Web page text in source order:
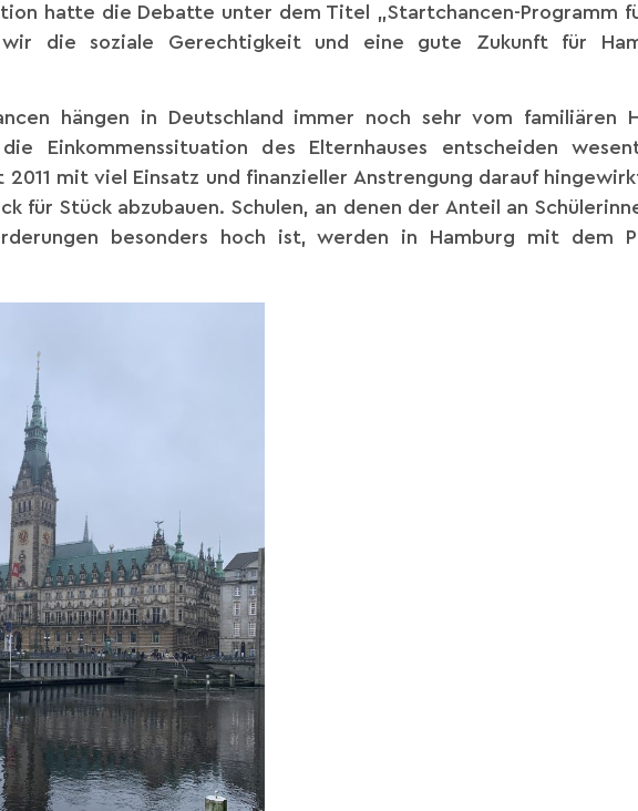
hatte die Debatte unter dem Titel „Startchancen-Programm
die soziale Gerechtigkeit und eine gute Zukunft für
hängen in Deutschland immer noch sehr vom familiären
Einkommenssituation des Elternhauses entscheiden
mit viel Einsatz und finanzieller Anstrengung darauf
für Stück abzubauen. Schulen, an denen der Anteil an
besonders hoch ist, werden in Hamburg mit dem